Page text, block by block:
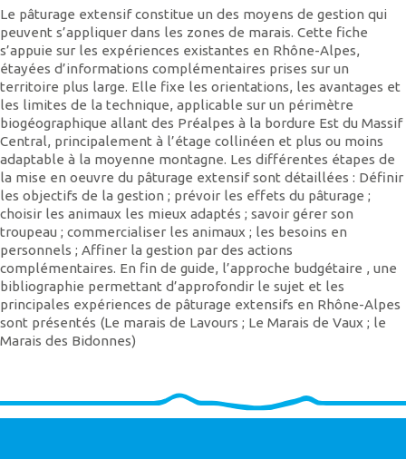
Le pâturage extensif constitue un des moyens de gestion qui
peuvent s’appliquer dans les zones de marais. Cette fiche
s’appuie sur les expériences existantes en Rhône-Alpes,
étayées d’informations complémentaires prises sur un
territoire plus large. Elle fixe les orientations, les avantages et
les limites de la technique, applicable sur un périmètre
biogéographique allant des Préalpes à la bordure Est du Massif
Central, principalement à l’étage collinéen et plus ou moins
adaptable à la moyenne montagne. Les différentes étapes de
la mise en oeuvre du pâturage extensif sont détaillées : Définir
les objectifs de la gestion ; prévoir les effets du pâturage ;
choisir les animaux les mieux adaptés ; savoir gérer son
troupeau ; commercialiser les animaux ; les besoins en
personnels ; Affiner la gestion par des actions
complémentaires. En fin de guide, l’approche budgétaire , une
bibliographie permettant d’approfondir le sujet et les
principales expériences de pâturage extensifs en Rhône-Alpes
sont présentés (Le marais de Lavours ; Le Marais de Vaux ; le
Marais des Bidonnes)